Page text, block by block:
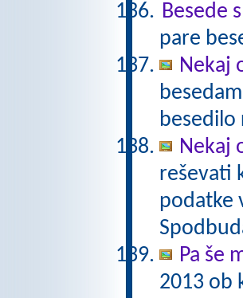
Besede
pare
Nekaj
besedilo
Nekaj
reševati
podatke
Pa še
2013 ob